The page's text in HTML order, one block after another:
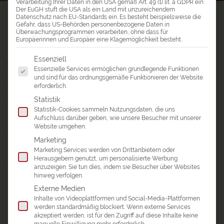
a&e erlebnis:reisen > Reiseblog> Reisebericht Malaysia – Homestay
REISEBERICHT MALAYSIA – HOMESTAY
Radtouren & Schattentheater
Als besonderes Erlebnis möchten wir die Übernachtung im
Homestay aufführen. Vor Ort wurde eine liebevoll
ausgearbeitete Radtour angeboten, die wir dank des guten
Infomaterials sehr gut in Eigenregie bewerkstelligen
konnten. Wir haben uns den ganzen Tag fernab vom
Tourismus mit dem Rad bewegt und einen kleinen Einblick
in das Dorfleben gewinnen können. Die Herzlichkeit der
Menschen vor Ort begegnete uns dort überall. Immer
wieder winken, durchweg freundliche Blicke erwidern und
"Hello" im Vorbeifahren sagen. Zwischendurch anhalten, an
kleinen Ständen was essen und trinken, den Handwerkern
beim Drachenbau oder beim Schattentheater zusehen,
Fischer für eine Flussfahrt engagieren und, und, und.
Verarbeitung Ihrer Daten in den USA gemäß Art. 49 (1) lit. a GDPR ein.
Der EuGH stuft die USA als ein Land mit unzureichendem
Datenschutz nach EU-Standards ein. Es besteht beispielsweise die
Gefahr, dass US-Behörden personenbezogene Daten in
Überwachungsprogrammen verarbeiten, ohne dass für
Europäerinnen und Europäer eine Klagemöglichkeit besteht.
Es folgt eine Liste der Service-Gruppen, für die eine
Essenziell
Essenzielle Services ermöglichen grundlegende Funktionen
und sind für das ordnungsgemäße Funktionieren der Website
erforderlich.
Statistik
Statistik-Cookies sammeln Nutzungsdaten, die uns
Aufschluss darüber geben, wie unsere Besucher mit unserer
Website umgehen.
Marketing
Marketing Services werden von Drittanbietern oder
Herausgebern genutzt, um personalisierte Werbung
anzuzeigen. Sie tun dies, indem sie Besucher über Websites
hinweg verfolgen.
Externe Medien
Inhalte von Videoplattformen und Social-Media-Plattformen
werden standardmäßig blockiert. Wenn externe Services
akzeptiert werden, ist für den Zugriff auf diese Inhalte keine